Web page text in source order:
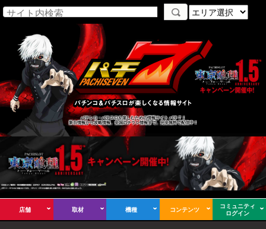
パチンコ・パチスロを楽しむための情報サイト パチ７！
新台情報から攻略情報、全国のチラシ情報まで、完全無料で配信中！
店舗 取材 機種 コンテンツ
コミュニティ
ログイン